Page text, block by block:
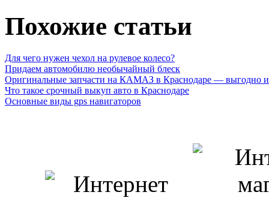
Похожие статьи
Для чего нужен чехол на рулевое колесо?
Придаем автомобилю необычайный блеск
Оригинальные запчасти на КАМАЗ в Краснодаре — выгодно и
Что такое срочный выкуп авто в Краснодаре
Основные виды gps навигаторов